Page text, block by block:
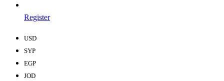
Register
USD
SYP
EGP
JOD